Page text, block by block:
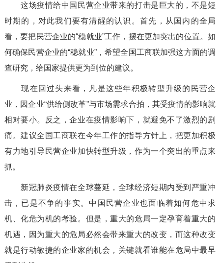
这场疫情给中国民营企业带来的打击是巨大的，不是短
时期的，对此我们要有清醒的认识。首先，从国内的全局
看，要把民营企业的“稳就业”工作，摆在更加突出的位置。如
何确保民营企业的“稳就业”，希望全国工商联加强这方面的调
查研究，给国家提供更为到位的建议。
现在回过头来看，凡是这些年积极转型升级的民营企
业，因企业“供给侧改革”与市场需求合拍，其受疫情的影响就
相对要小。反之，企业在疫情影响下，就避免不了激烈的剧
痛。建议全国工商联在今年工作的指导方针上，把更加积极
有力地引导民营企业加快转型升级，作为一个突出的重点来
抓。
新冠肺炎疫情在全球蔓延，全球经济短期内受到严重冲
击，已是不争的事实。中国民营企业也面临着如何危中求
机、化危为机的考验。但是，重大的危局一定孕育着重大的
机遇，因为重大的危局必然会带来重大的改变，而这种改变
就是行动敏捷的企业家的机会，关键就看谁能在危局中最早